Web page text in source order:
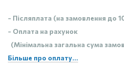
- Післяплата (на замовлення до
- Оплата на рахунок
(Мінімальна загальна сума
Більше про оплату...